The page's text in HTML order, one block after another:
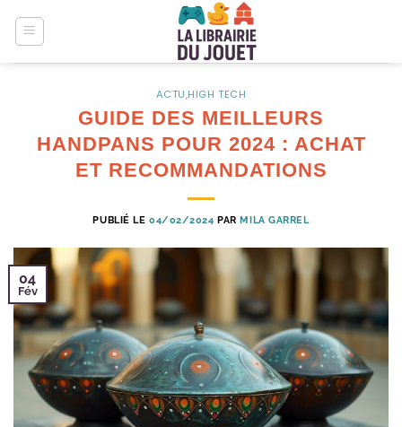
ACTU,HIGH TECH
GUIDE DES MEILLEURS
HANDPANS POUR 2024 : ACHAT
ET RECOMMANDATIONS
PUBLIÉ LE 04/02/2024 PARMILA GARREL
04
Fév